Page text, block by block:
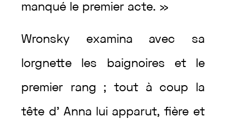
manqué le premier acte. »
Wronsky examina avec sa
lorgnette les baignoires et le
premier rang ;tout à coup la
tête d’ Anna lui apparut,fière et